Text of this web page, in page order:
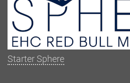
Starter Sphere